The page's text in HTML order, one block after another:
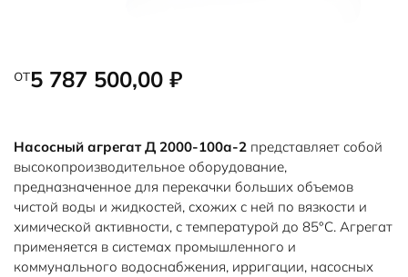
от5 787 500,00 ₽
Насосный агрегат Д 2000-100а-2 представляет собой
высокопроизводительное оборудование,
предназначенное для перекачки больших объемов
чистой воды и жидкостей, схожих с ней по вязкости и
химической активности, с температурой до 85°C. Агрегат
применяется в системах промышленного и
коммунального водоснабжения, ирригации, насосных